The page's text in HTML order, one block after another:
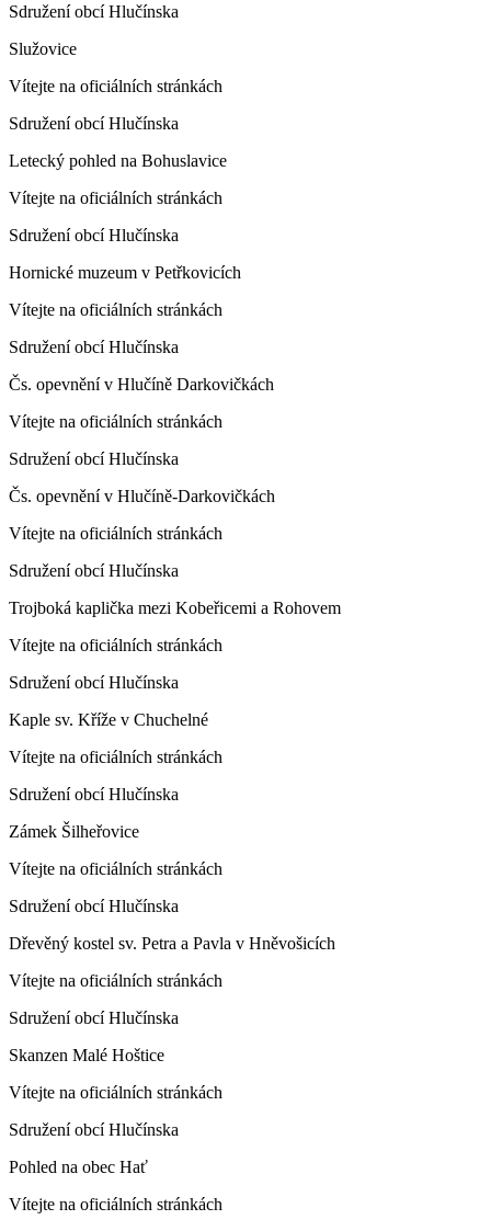
Sdružení obcí Hlučínska
Služovice
Vítejte na oficiálních stránkách
Sdružení obcí Hlučínska
Letecký pohled na Bohuslavice
Vítejte na oficiálních stránkách
Sdružení obcí Hlučínska
Hornické muzeum v Petřkovicích
Vítejte na oficiálních stránkách
Sdružení obcí Hlučínska
Čs. opevnění v Hlučíně Darkovičkách
Vítejte na oficiálních stránkách
Sdružení obcí Hlučínska
Čs. opevnění v Hlučíně-Darkovičkách
Vítejte na oficiálních stránkách
Sdružení obcí Hlučínska
Trojboká kaplička mezi Kobeřicemi a Rohovem
Vítejte na oficiálních stránkách
Sdružení obcí Hlučínska
Kaple sv. Kříže v Chuchelné
Vítejte na oficiálních stránkách
Sdružení obcí Hlučínska
Zámek Šilheřovice
Vítejte na oficiálních stránkách
Sdružení obcí Hlučínska
Dřevěný kostel sv. Petra a Pavla v Hněvošicích
Vítejte na oficiálních stránkách
Sdružení obcí Hlučínska
Skanzen Malé Hoštice
Vítejte na oficiálních stránkách
Sdružení obcí Hlučínska
Pohled na obec Hať
Vítejte na oficiálních stránkách